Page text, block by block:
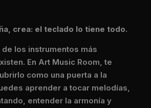
crea: el teclado lo tiene todo.
los instrumentos más
En Art Music Room, te
como una puerta a la
aprender a tocar melodías,
entender la armonía y